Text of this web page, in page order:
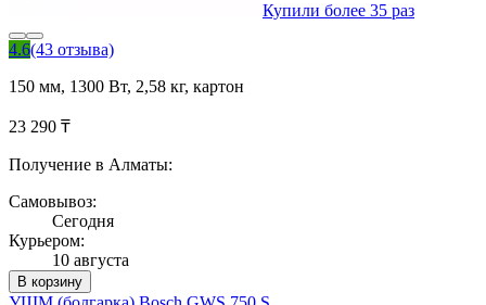
Купили более 35 раз
4.6(43 отзыва)
150 мм, 1300 Вт, 2,58 кг, картон
23 290 ₸
Получение в Алматы:
Самовывоз:
Сегодня
Курьером:
10 августа
В корзину